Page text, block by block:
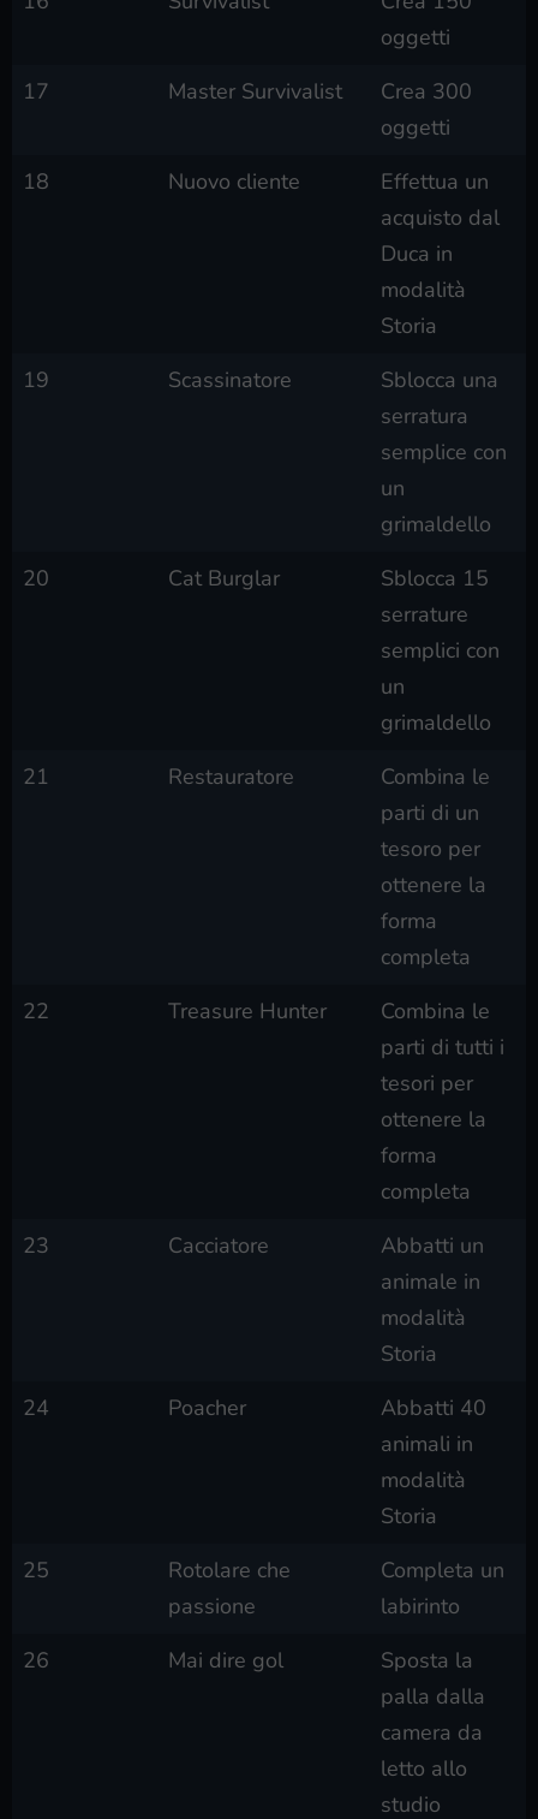
oggetti
17
Master Survivalist
Crea 300
oggetti
18
Nuovo cliente
Effettua un
acquisto dal
Duca in
modalità
Storia
19
Scassinatore
Sblocca una
serratura
semplice con
un
grimaldello
20
Cat Burglar
Sblocca 15
serrature
semplici con
un
grimaldello
21
Restauratore
Combina le
parti di un
tesoro per
ottenere la
forma
completa
22
Treasure Hunter
Combina le
parti di tutti i
tesori per
ottenere la
forma
completa
23
Cacciatore
Abbatti un
animale in
modalità
Storia
24
Poacher
Abbatti 40
animali in
modalità
Storia
25
Rotolare che
passione
Completa un
labirinto
26
Mai dire gol
Sposta la
palla dalla
camera da
letto allo
studio